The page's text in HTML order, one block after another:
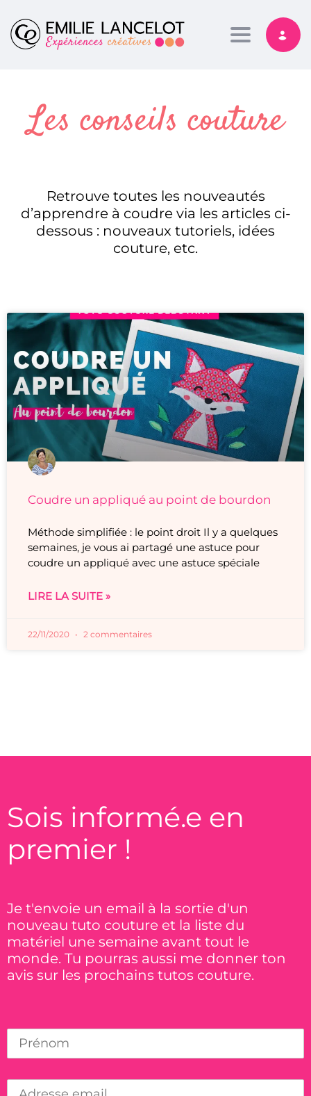
Toggle
Les conseils couture
Retrouve toutes les nouveautés
d’apprendre à coudre via les articles ci-
dessous : nouveaux tutoriels, idées
couture, etc.
Coudre un appliqué au point de bourdon
Méthode simplifiée : le point droit Il y a quelques
semaines, je vous ai partagé une astuce pour
coudre un appliqué avec une astuce spéciale
LIRE LA SUITE »
22/11/2020 2 commentaires
Sois informé.e en
premier !
Je t'envoie un email à la sortie d'un
nouveau tuto couture et la liste du
matériel une semaine avant tout le
monde. Tu pourras aussi me donner ton
avis sur les prochains tutos couture.